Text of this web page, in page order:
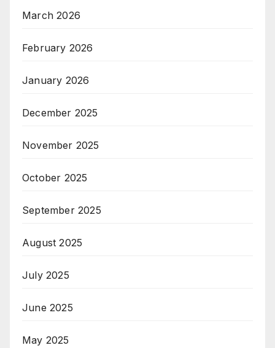
March 2026
February 2026
January 2026
December 2025
November 2025
October 2025
September 2025
August 2025
July 2025
June 2025
May 2025